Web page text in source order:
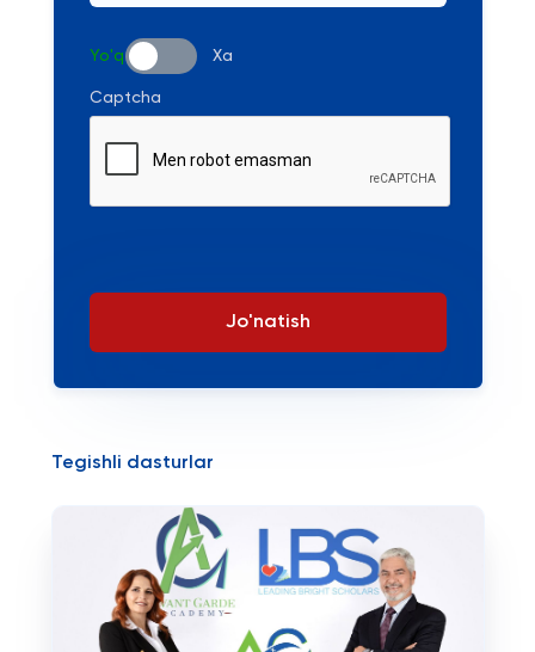
Yo'q Xa
Captcha
Jo'natish
Tegishli dasturlar